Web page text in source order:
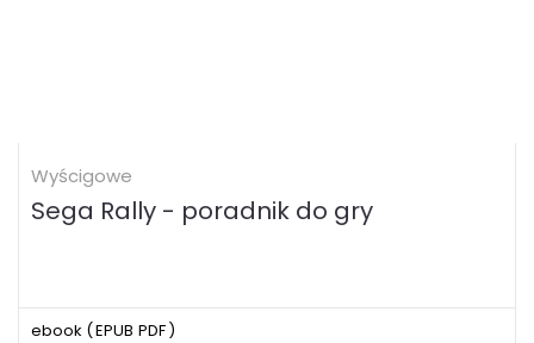
Wyścigowe
Sega Rally - poradnik do gry
ebook (EPUB PDF)